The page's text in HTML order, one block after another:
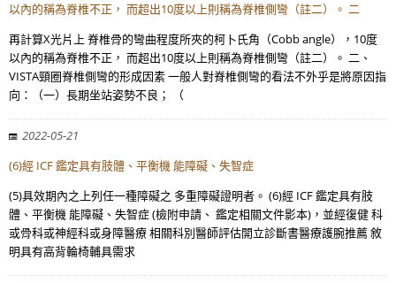
以內的稱為脊椎不正， 而超出10度以上則稱為脊椎側彎（註二）。 二
再計算X光片上 脊椎骨的彎曲程度所夾的柯卜氏角（Cobb angle），10度
以內的稱為脊椎不正， 而超出10度以上則稱為脊椎側彎（註二）。 二、
VISTA頸圈脊椎側彎的形成因素 一般人對脊椎側彎的看法不外乎是將原因指
向：（一）長期坐站姿勢不良； （
2022-05-21
(6)經 ICF 鑑定具有肢體、平衡機 能障礙、失智症
(5)具效期內之上列任一種障礙之 多重障礙證明者。 (6)經 ICF 鑑定具有肢
體、平衡機 能障礙、失智症 (檢附申請、 鑑定相關文件影本)，並經復健 科
或骨科或神經科或身障醫療 相關科別醫師評估開立診斷書醫療護腕推薦 敘
明具有高背輪椅輔具需求